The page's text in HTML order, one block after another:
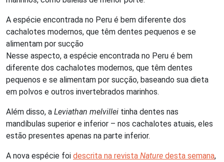
A espécie encontrada no Peru é bem diferente dos
cachalotes modernos, que têm dentes pequenos e se
alimentam por sucção
Nesse aspecto, a espécie encontrada no Peru é bem
diferente dos cachalotes modernos, que têm dentes
pequenos e se alimentam por sucção, baseando sua dieta
em polvos e outros invertebrados marinhos.
Além disso, a Leviathan melvillei tinha dentes nas
mandíbulas superior e inferior – nos cachalotes atuais, eles
estão presentes apenas na parte inferior.
A nova espécie foi descrita na revista Nature desta semana,